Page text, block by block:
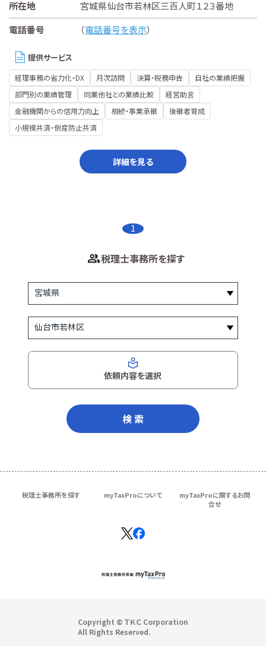
所在地
宮城県仙台市若林区三百人町１２３番地
電話番号
（電話番号を表示）
提供サービス
経理事務の省力化・DX 月次訪問 決算・税務申告
自社の業績把握
部門別の業績管理
同業他社との業績比較
経営助言
金融機関からの信用力向上
相続・事業承継
後継者育成
小規模共済・倒産防止共済
詳細を見る
1
税理士事務所を探す
依頼内容を選択
検 索
税理士事務所を探す myTaxProについて
myTaxProに関するお問
合せ
Copyright © ＴＫＣ Corporation
All Rights Reserved.